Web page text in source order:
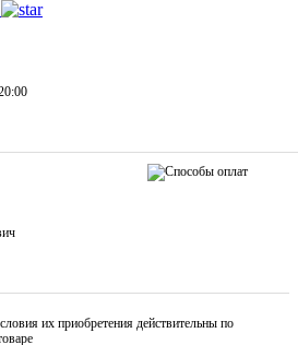
их приобретения действительны по